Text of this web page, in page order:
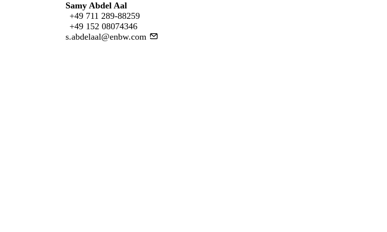
Samy Abdel Aal
+49 711 289-88259
+49 152 08074346
s.abdelaal@enbw.com